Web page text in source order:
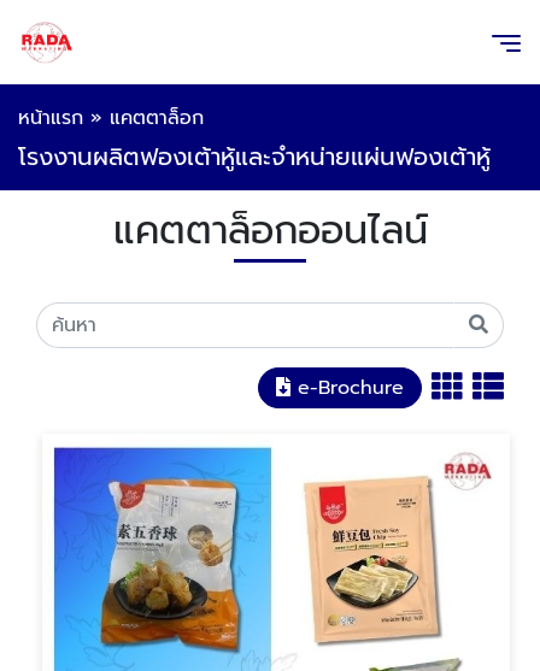
หน้าแรก » แคตตาล็อก
โรงงานผลิตฟองเต้าหู้และจำหน่ายแผ่นฟองเต้าหู้
แคตตาล็อกออนไลน์
e-Brochure